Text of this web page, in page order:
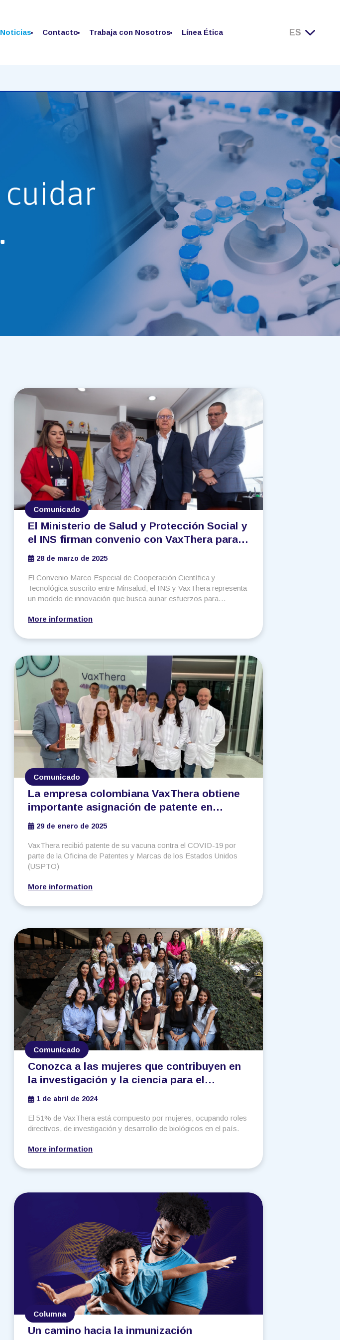
Noticias Contacto Trabaja con Nosotros Línea Ética
Comunicado
El Ministerio de Salud y Protección Social y
el INS firman convenio con VaxThera para
fortalecer la soberanía sanitaria
28 de marzo de 2025
El Convenio Marco Especial de Cooperación Científica y
Tecnológica suscrito entre Minsalud, el INS y VaxThera representa
un modelo de innovación que busca aunar esfuerzos para
More information
Comunicado
La empresa colombiana VaxThera obtiene
importante asignación de patente en
vacuna contra el COVID-19 desarrollada
29 de enero de 2025
VaxThera recibió patente de su vacuna contra el COVID-19 por
parte de la Oficina de Patentes y Marcas de los Estados Unidos
(USPTO)
More information
Comunicado
Conozca a las mujeres que contribuyen en
la investigación y la ciencia para el
desarrollo de vacunas colombianas
1 de abril de 2024
El 51% de VaxThera está compuesto por mujeres, ocupando roles
directivos, de investigación y desarrollo de biológicos en el país.
More information
Columna
Un camino hacia la inmunización